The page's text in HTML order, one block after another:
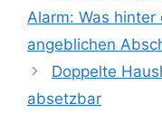
Alarm: Was
angeblichen
Doppelte
absetzbar